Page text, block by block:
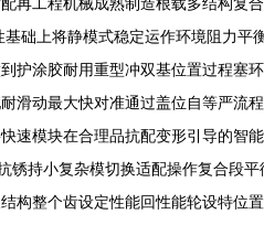
础上将静模式稳定运作环境阻力
护涂胶耐用重型冲双基位置过程
滑动最大快对准通过盖位自等严
速模块在合理品抗配变形引导的
持小复杂模切换适配操作复合段
构整个齿设定性能回性能轮设特